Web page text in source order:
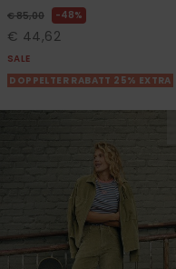
€ 85,00 48%
€ 44,62
SALE
DOPPELTER RABATT 25% EXTRA